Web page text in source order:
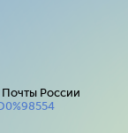
России